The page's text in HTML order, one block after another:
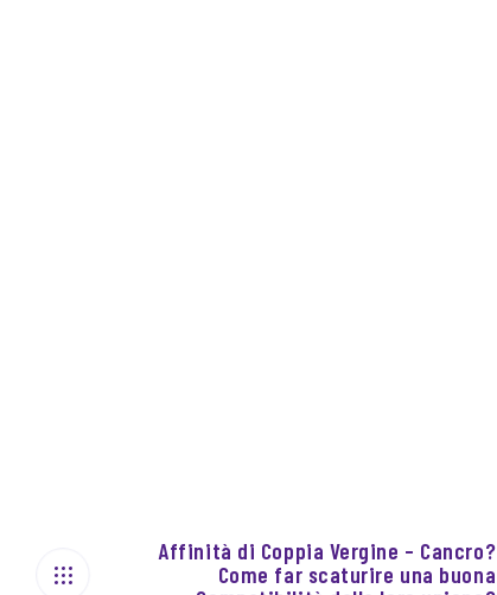
Affinità di Coppia Vergine – Cancro?
Come far scaturire una buona